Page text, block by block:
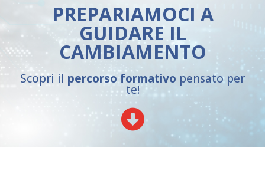
PREPARIAMOCI A
GUIDARE IL
CAMBIAMENTO
Scopri il percorso formativo pensato per
te!